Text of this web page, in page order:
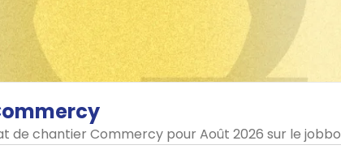
de chantier Commercy pour Août 2026 sur le